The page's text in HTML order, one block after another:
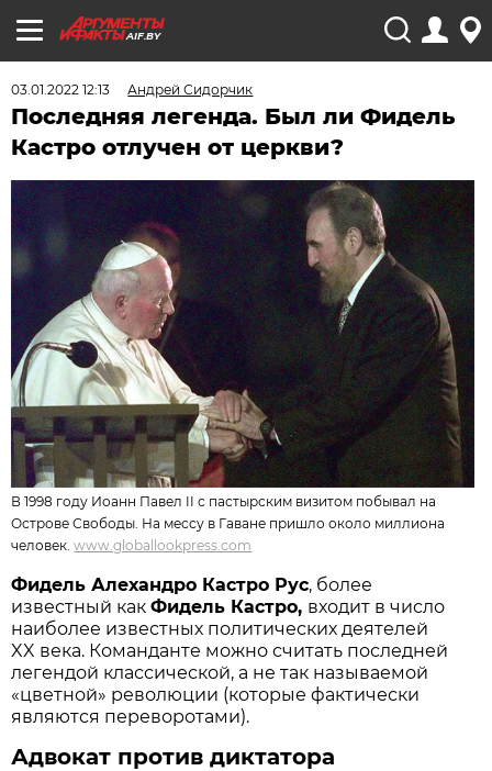
AIF.BY
03.01.2022 12:13 Андрей Сидорчик
Последняя легенда. Был ли Фидель
Кастро отлучен от церкви?
В 1998 году Иоанн Павел II с пастырским визитом побывал на
Острове Свободы. На мессу в Гаване пришло около миллиона
человек. www.globallookpress.com
Фидель Алехандро Кастро Рус, более
известный какФидель Кастро, входит в число
наиболее известных политических деятелей
XX века. Команданте можно считать последней
легендой классической, а не так называемой
«цветной» революции (которые фактически
являются переворотами).
Адвокат против диктатора